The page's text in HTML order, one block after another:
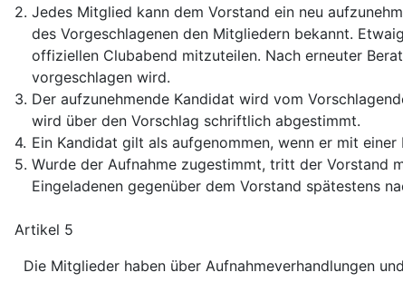
2. Jedes Mitglied kann dem Vorstand ein neu
des Vorgeschlagenen den Mitgliedern bekannt.
offiziellen Clubabend mitzuteilen. Nach erneuter
vorgeschlagen wird.
3. Der aufzunehmende Kandidat wird vom
wird über den Vorschlag schriftlich abgestimmt.
4. Ein Kandidat gilt als aufgenommen, wenn er mit
5. Wurde der Aufnahme zugestimmt, tritt der Vorstand
Eingeladenen gegenüber dem Vorstand spätestens
Artikel 5
Die Mitglieder haben über Aufnahmeverhandlungen